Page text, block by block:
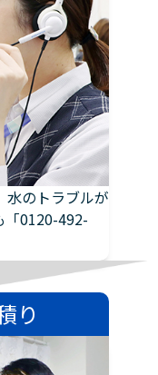
水のトラブルが
「0120-492-
り